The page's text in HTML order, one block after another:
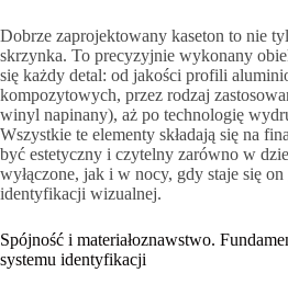
Dobrze zaprojektowany kaseton to nie
skrzynka. To precyzyjnie wykonany
się każdy detal: od jakości profili
kompozytowych, przez rodzaj
winyl napinany), aż po technologię
Wszystkie te elementy składają się na
być estetyczny i czytelny zarówno w
wyłączone, jak i w nocy, gdy staje się
identyfikacji wizualnej.
Spójność i materiałoznawstwo.
systemu identyfikacji